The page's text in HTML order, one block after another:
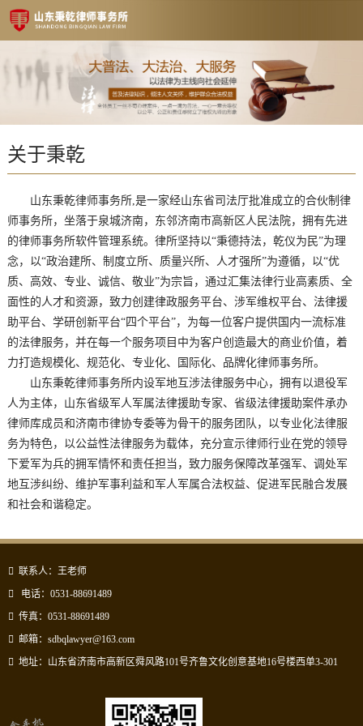
关于秉乾
山东秉乾律师事务所,是一家经山东省司法厅批准成立的合伙制律
师事务所，坐落于泉城济南，东邻济南市高新区人民法院，拥有先进
的律师事务所软件管理系统。律所坚持以“秉德持法，乾仪为民”为理
念，以“政治建所、制度立所、质量兴所、人才强所”为遵循，以“优
质、高效、专业、诚信、敬业”为宗旨，通过汇集法律行业高素质、全
面性的人才和资源，致力创建律政服务平台、涉军维权平台、法律援
助平台、学研创新平台“四个平台”，为每一位客户提供国内一流标准
的法律服务，并在每一个服务项目中为客户创造最大的商业价值，着
力打造规模化、规范化、专业化、国际化、品牌化律师事务所。
山东秉乾律师事务所内设军地互涉法律服务中心，拥有以退役军
人为主体，山东省级军人军属法律援助专家、省级法律援助案件承办
律师库成员和济南市律协专委等为骨干的服务团队，以专业化法律服
务为特色，以公益性法律服务为载体，充分宣示律师行业在党的领导
下爱军为兵的拥军情怀和责任担当，致力服务保障改革强军、调处军
地互涉纠纷、维护军事利益和军人军属合法权益、促进军民融合发展
和社会和谐稳定。
联系人：王老师
电话：0531-88691489
传真：0531-88691489
邮箱：sdbqlawyer@163.com
地址：山东省济南市高新区舜风路101号齐鲁文化创意基地16号楼西单3-301